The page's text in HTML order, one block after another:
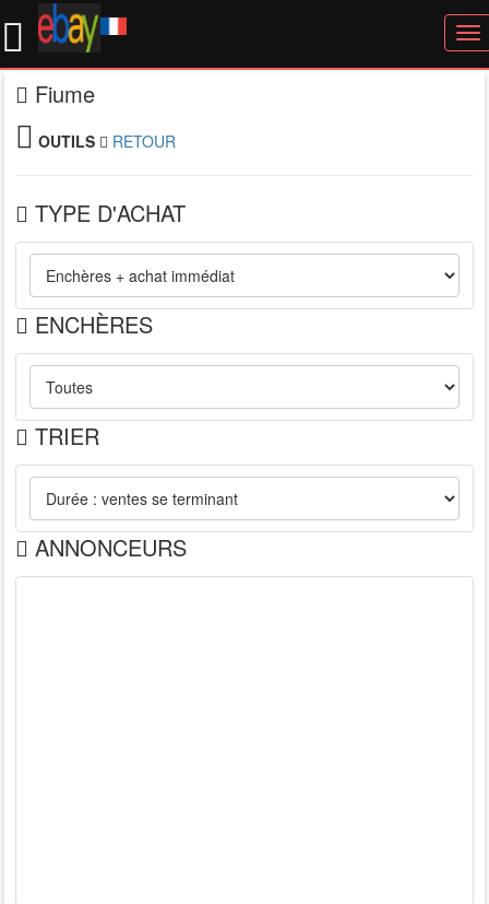
Fiume
OUTILS RETOUR
TYPE D'ACHAT
ENCHÈRES
TRIER
ANNONCEURS